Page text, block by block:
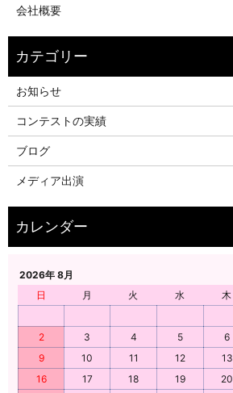
会社概要
お知らせ
コンテストの実績
ブログ
メディア出演
2026年 8月
日
月 火 水 木
2
3 4 5 6
9
10 11 12 13
16
17 18 19 20